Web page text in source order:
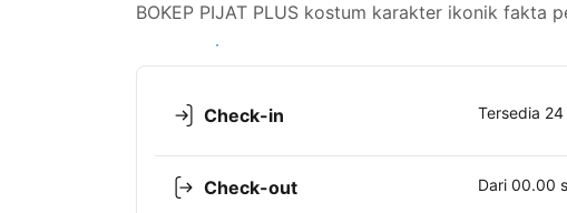
BOKEP PIJAT PLUS kostum karakter ikonik fakta
Lihat ketersediaan
Check-in Tersedia 24
Check-out Dari 00.00